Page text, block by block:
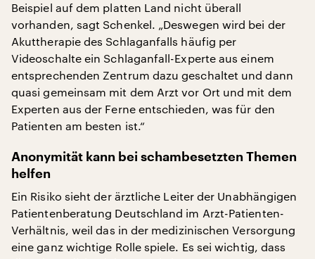
Beispiel auf dem platten Land nicht überall
vorhanden, sagt Schenkel. „Deswegen wird bei der
Akuttherapie des Schlaganfalls häufig per
Videoschalte ein Schlaganfall-Experte aus einem
entsprechenden Zentrum dazu geschaltet und dann
quasi gemeinsam mit dem Arzt vor Ort und mit dem
Experten aus der Ferne entschieden, was für den
Patienten am besten ist.“
Anonymität kann bei schambesetzten Themen
helfen
Ein Risiko sieht der ärztliche Leiter der Unabhängigen
Patientenberatung Deutschland im Arzt-Patienten-
Verhältnis, weil das in der medizinischen Versorgung
eine ganz wichtige Rolle spiele. Es sei wichtig, dass